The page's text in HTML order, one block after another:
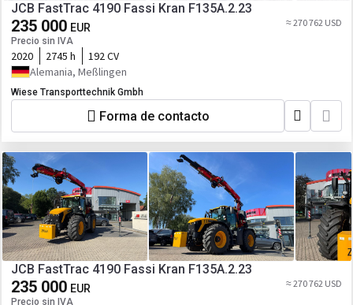
JCB FastTrac 4190 Fassi Kran F135A.2.23
235 000 EUR
Precio sin IVA
≈ 270 762 USD
2020 2745 h
192 CV
Alemania, Meßlingen
Wiese Transporttechnik Gmbh
Forma de contacto
JCB FastTrac 4190 Fassi Kran F135A.2.23
235 000 EUR
Precio sin IVA
≈ 270 762 USD